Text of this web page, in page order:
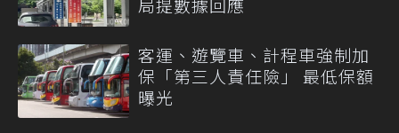
局提數據回應
客運、遊覽車、計程車強制加
保「第三人責任險」 最低保額
曝光